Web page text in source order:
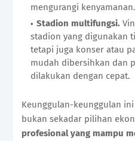
mengurangi kenyamanan.
Stadion multifungsi.
stadion yang digunakan
tetapi juga konser atau
mudah dibersihkan dan
dilakukan dengan cepat.
Keunggulan-keunggulan
bukan sekadar pilihan
profesional yang mampu